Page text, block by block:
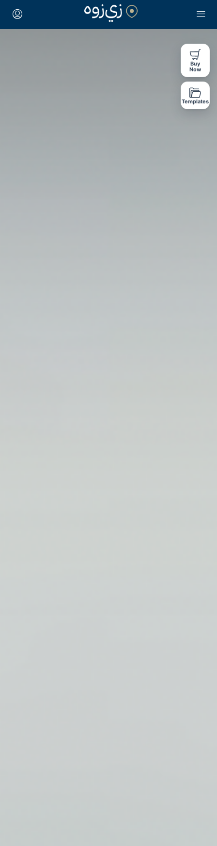
Buy
Now
Templates